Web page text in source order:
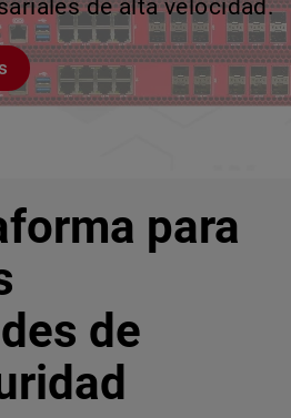
de alta velocidad.
y descubrir riesgos
ningún pas
EDR
para
de